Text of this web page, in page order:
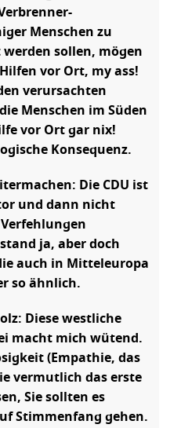
Menschen zu
sollen, mögen
vor Ort, my ass!
verursachten
Menschen im Süden
vor Ort gar nix!
Konsequenz.
Die CDU ist
und dann nicht
ja, aber doch
auch in Mitteleuropa
so ähnlich.
Diese westliche
macht mich wütend.
(Empathie, das
vermutlich das erste
Sie sollten es
Stimmenfang gehen.